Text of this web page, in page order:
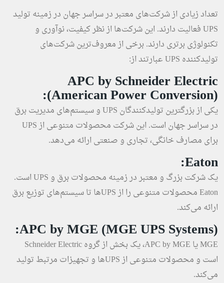
تعداد زیادی از شرکت‌های معتبر در سراسر جهان در زمینه تولید
UPS فعالیت دارند. این شرکت‌ها از نظر کیفیت، نوآوری و
تکنولوژی برتری دارند. برخی از معروف‌ترین شرکت‌های
تولیدکننده UPS عبارتند از:
APC by Schneider Electric
(American Power Conversion):
یکی از بزرگترین تولیدکنندگان UPS و سیستم‌های مدیریت برق
در سراسر جهان است. این شرکت محصولات متنوعی از UPS
برای مصارف خانگی، تجاری و صنعتی ارائه می‌دهد.
Eaton:
یک شرکت بزرگ و معتبر در زمینه محصولات برق و UPS است.
Eaton محصولات متنوعی را از UPSها تا سیستم‌های توزیع برق
ارائه می‌کند.
APC by MGE (MGE UPS Systems):
MGE یا APC by MGE، یک بخش از گروه Schneider Electric
است و محصولات متنوعی از UPSها و تجهیزات مرتبط تولید
می‌کند.